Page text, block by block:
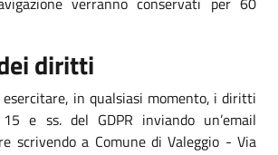
diritti
esercitare, in qualsiasi momento, i diritti
e ss. del GDPR inviando un’email
scrivendo a Comune di Valeggio - Via